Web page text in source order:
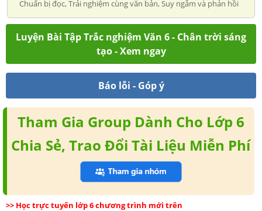
Chuẩn bị đọc, Trải nghiệm cùng văn bản, Suy ngẫm và phản hồi
Luyện Bài Tập Trắc nghiệm Văn 6 - Chân trời sáng
tạo - Xem ngay
Báo lỗi - Góp ý
Tham Gia Group Dành Cho Lớp 6
Chia Sẻ, Trao Đổi Tài Liệu Miễn Phí
>> Học trực tuyến lớp 6 chương trình mới trên